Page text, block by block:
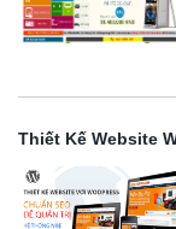
Thiết Kế Website